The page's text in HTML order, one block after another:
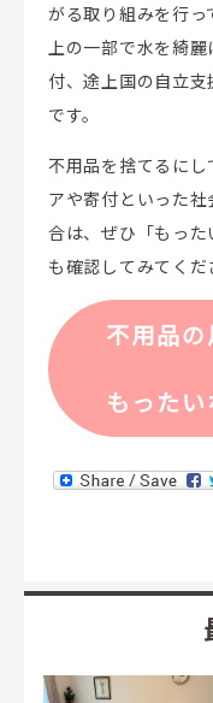
がる取り組みを行
上の一部で水を綺
付、途上国の自立
です。
不用品を捨てるにし
アや寄付といった
合は、ぜひ「もっ
も確認してみてくだ
不用品
もった